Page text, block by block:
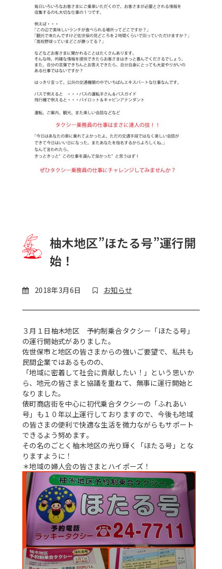
柚木地区”ほたる号”運行開
始！
2018年3月6日 お知らせ
３月１日柚木地区 予約制乗合タクシー「ほたる号」
の運行開始式がありました。
佐世保市と地区の皆さまからの強いご要望で、私共も
民間企業ではあるものの、
「地域に密着して社会に貢献したい！」という思いか
ら、地元の皆さまと協議を重ねて、無事に運行開始と
なりました。
俵町商店街を中心に初代乗合タクシーの「ふれあい
号」も１０年以上運行しておりますので、今後も地域
の皆さまの便利で快適な生活を微力ながらもサポート
できるよう努めます。
その名のごとく柚木地区の光り輝く「ほたる号」とな
りますように！
＊地域の婦人会の皆さまとハイポーズ！